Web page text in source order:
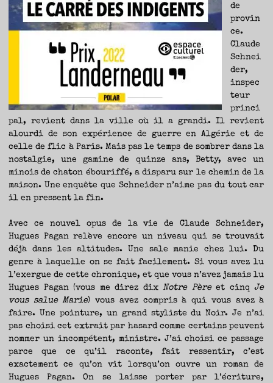
de
provin
ce.
Claude
Schnei
der,
inspec
teur
princi
pal, revient dans la ville où il a grandi. Il revient
alourdi de son expérience de guerre en Algérie et de
celle de flic à Paris. Mais pas le temps de sombrer dans la
nostalgie, une gamine de quinze ans, Betty, avec un
minois de chaton ébouriffé, a disparu sur le chemin de la
maison. Une enquête que Schneider n’aime pas du tout car
il en pressent la fin.
Avec ce nouvel opus de la vie de Claude Schneider,
Hugues Pagan relève encore un niveau qui se trouvait
déjà dans les altitudes. Une sale manie chez lui. Du
genre à laquelle on se fait facilement. Si vous avez lu
l’exergue de cette chronique, et que vous n’avez jamais lu
Hugues Pagan (vous me direz dixNotre Pèreet cinqJe
vous salue Marie) vous avez compris à qui vous avez à
faire. Une pointure, un grand styliste du Noir. Je n’ai
pas choisi cet extrait par hasard comme certains peuvent
nommer un incompétent, ministre. J’ai choisi ce passage
parce que ce qu’il raconte, fait ressentir, c’est
exactement ce qu’on vit lorsqu’on ouvre un roman de
Hugues Pagan. On se laisse porter par l’écriture,